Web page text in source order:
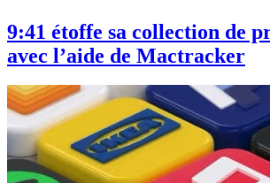
9:41 étoffe sa collection de
avec l’aide de Mactracker